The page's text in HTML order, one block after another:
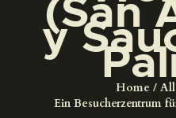
(San
y
Home
Ein Besucherzentrum
DEUTSCH
DAS MUSEUM